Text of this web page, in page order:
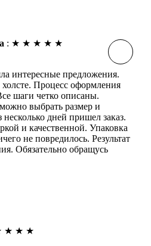
: ★ ★ ★ ★ ★
интересные предложения.
холсте. Процесс оформления
шаги четко описаны.
выбрать размер и
дней пришел заказ.
и качественной. Упаковка
не повредилось. Результат
Обязательно обращусь
★ ★ ★